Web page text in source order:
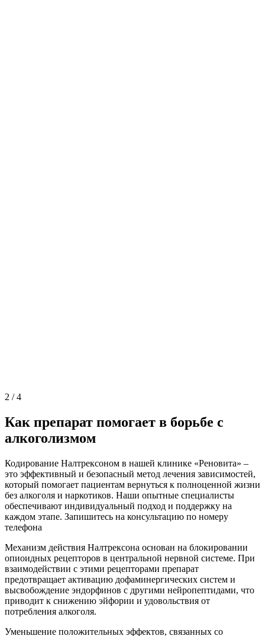
2 /4
Как препарат помогает в борьбе с
алкоголизмом
Кодирование Налтрексоном в нашей клинике «Реновита» –
это эффективный и безопасный метод лечения зависимостей,
который помогает пациентам вернуться к полноценной жизни
без алкоголя и наркотиков. Наши опытные специалисты
обеспечивают индивидуальный подход и поддержку на
каждом этапе. Запишитесь на консультацию по номеру
телефона
Механизм действия Налтрексона основан на блокировании
опиоидных рецепторов в центральной нервной системе. При
взаимодействии с этими рецепторами препарат
предотвращает активацию дофаминергических систем и
высвобождение эндорфинов с другими нейропептидами, что
приводит к снижению эйфории и удовольствия от
потребления алкоголя.
Уменьшение положительных эффектов, связанных со